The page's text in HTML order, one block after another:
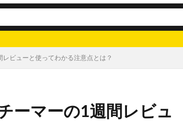
ビューと使ってわかる注意点とは？
ーマーの1週間レビュ